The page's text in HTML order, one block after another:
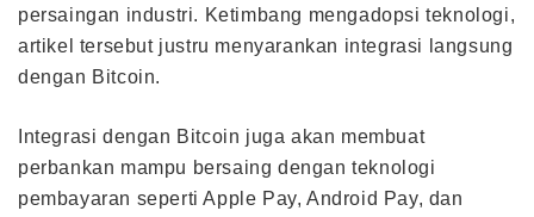
persaingan industri. Ketimbang mengadopsi teknologi,
artikel tersebut justru menyarankan integrasi langsung
dengan Bitcoin.
Integrasi dengan Bitcoin juga akan membuat
perbankan mampu bersaing dengan teknologi
pembayaran seperti Apple Pay, Android Pay, dan